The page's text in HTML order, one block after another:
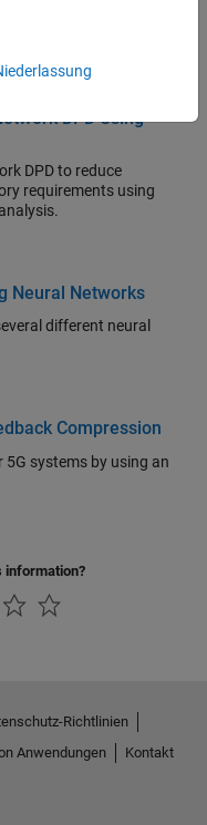
DPD Using
DPD to reduce
projection and principal component analysis.
Neural Networks
different neural
Compression
5G systems by using an
information?
Richtlinien
Anwendungen
Kontakt